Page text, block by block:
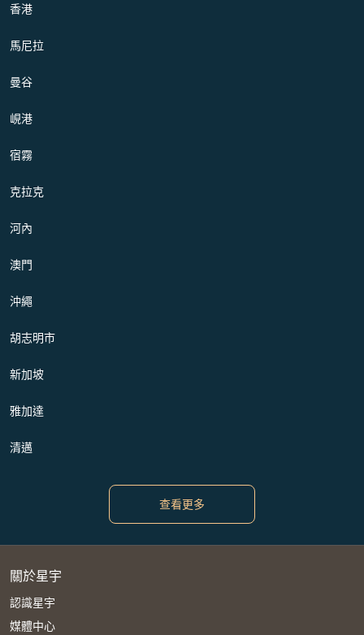
香港
馬尼拉
曼谷
峴港
宿霧
克拉克
河內
澳門
沖繩
胡志明市
新加坡
雅加達
清邁
查看更多
關於星宇
認識星宇
媒體中心